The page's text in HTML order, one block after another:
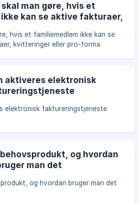
skal man gøre, hvis et
kan se aktive fakturaer,
hvis et familiemedlem ikke kan se
kvitteringer eller pro-forma
aktiveres elektronisk
elektronisk faktureringstjeneste
og hvordan
man det
og hvordan bruger man det